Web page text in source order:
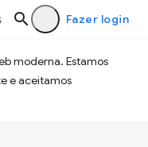
Fazer login
moderna. Estamos
e aceitamos